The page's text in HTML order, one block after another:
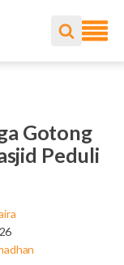
Gotong
Peduli